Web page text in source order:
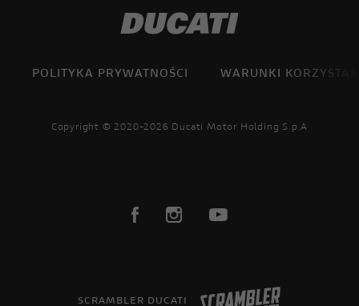
POLITYKA PRYWATNOŚCI WARUNKI
Copyright © 2020-2026 Ducati Motor Holding S.p.A
SCRAMBLER DUCATI